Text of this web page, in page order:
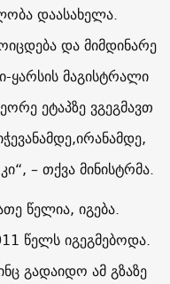
დაასახელა.
და მიმდინარე
ყარსის მაგისტრალი
ეტაპზე ვგეგმავთ
– თქვა მინისტრმა.
წელია, იგება.
წელს იგეგმებოდა.
გადაიდო ამ გზაზე